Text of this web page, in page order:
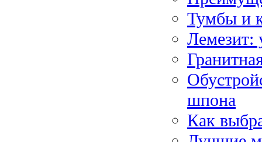
Тумбы и
Лемезит:
шпона
Как